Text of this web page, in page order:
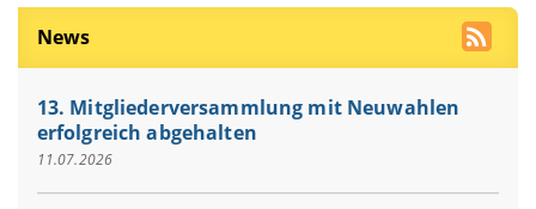
News
13. Mitgliederversammlung mit Neuwahlen
erfolgreich abgehalten
11.07.2026